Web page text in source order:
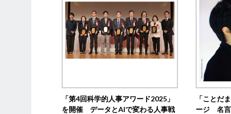
「第4回科学的人事アワード2025」
を開催 データとAIで変わる人事戦
「ことだ
ージ 名言